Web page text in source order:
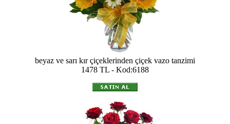
beyaz ve sarı kır çiçeklerinden çiçek vazo tanzimi
1478 TL - Kod:6188